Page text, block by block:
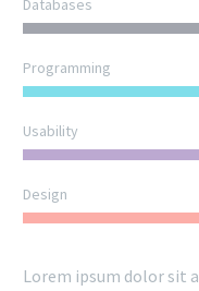
Databases
Programming
Usability
Design
Lorem ipsum dolor sit